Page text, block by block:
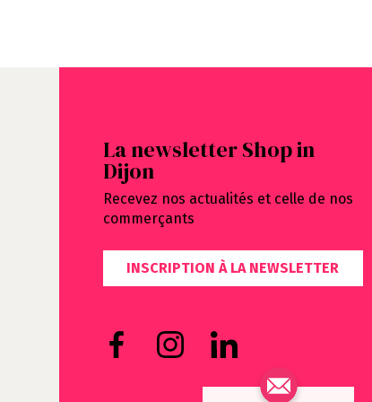
La newsletter Shop in
Dijon
Recevez nos actualités et celle de nos
commerçants
INSCRIPTION À LA NEWSLETTER